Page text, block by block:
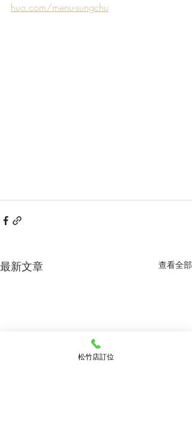
huo.com/menu-sungchu
最新文章 查看全部
松竹店訂位